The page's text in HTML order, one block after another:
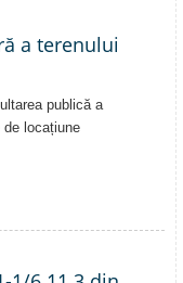
a terenului
publică a
de locațiune